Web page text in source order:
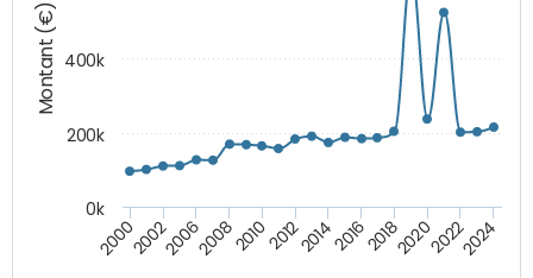
Montant (€)
200020022006200820102012201420162018202020222024
0k
200k
400k